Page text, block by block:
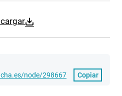
node/298667
Copiar